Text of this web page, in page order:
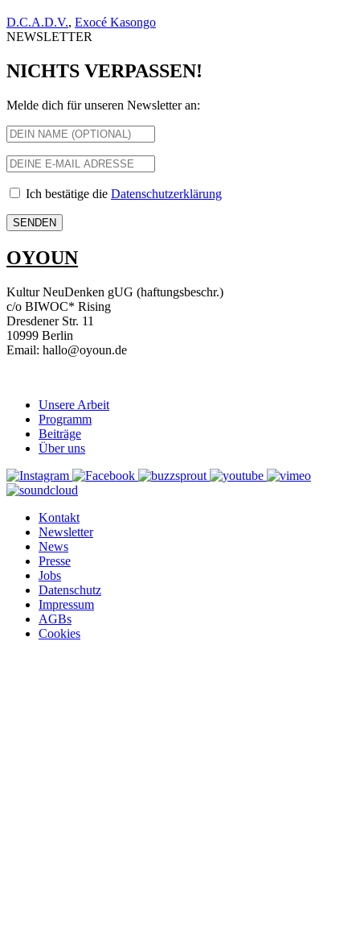
D.C.A.D.V., Exocé Kasongo
NEWSLETTER
NICHTS VERPASSEN!
Melde dich für unseren Newsletter an:
Ich bestätige die Datenschutzerklärung
OYOUN
Kultur NeuDenken gUG (haftungsbeschr.)
c/o BIWOC* Rising
Dresdener Str. 11
10999 Berlin
Email: hallo@oyoun.de
Unsere Arbeit
Programm
Beiträge
Über uns
Kontakt
Newsletter
News
Presse
Jobs
Datenschutz
Impressum
AGBs
Cookies